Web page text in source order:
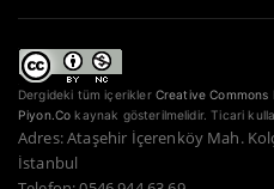
Dergideki tüm içerikler Creative Commons
Piyon.Co kaynak gösterilmelidir. Ticari
Adres: Ataşehir İçerenköy Mah.
İstanbul